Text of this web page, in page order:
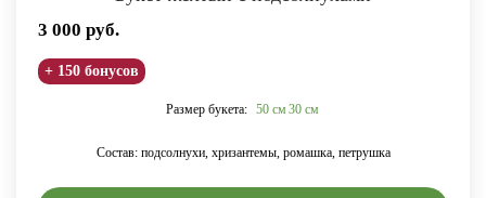
3 000 руб.
+ 150 бонусов
Размер букета: 50 см 30 см
Состав: подсолнухи, хризантемы, ромашка, петрушка